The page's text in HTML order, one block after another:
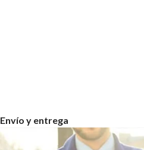
Envío y entrega